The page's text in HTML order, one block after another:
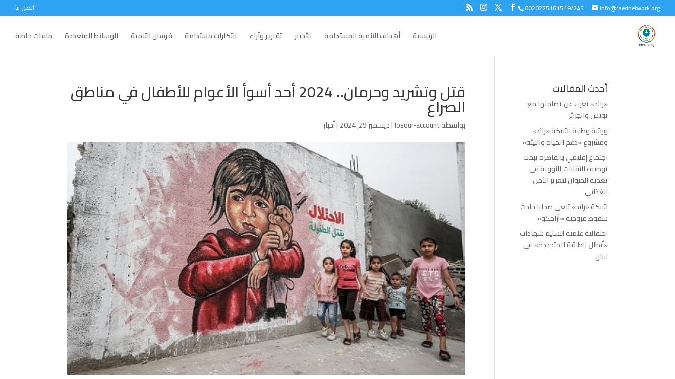
0020225161519/245 info@raednetwork.org اتصل بنا
الرئيسية أهداف التنمية المستدامة الأخبار تقارير وآراء ابتكارات مستدامة فرسان التنمية الوسائط المتعددة ملفات خاصة
قتل وتشريد وحرمان.. 2024 أحد أسوأ الأعوام للأطفال في مناطق
الصراع
بواسطةJosour-account
|ديسمبر 29, 2024 |أخبار
أحدث المقالات
«رائد» تعرب عن تضامنها مع
تونس والجزائر
ورشة وطنية لشبكة «رائد»
ومشروع «دعم المياه والبيئة»
اجتماع إقليمي بالقاهرة يبحث
توظيف التقنيات النووية في
تغذية الحيوان لتعزيز الأمن
الغذائي
شبكة «رائد» تنعى ضحايا حادث
سقوط مروحية «أرامكو»
احتفالية علمية لتسليم شهادات
«أبطال الطاقة المتجددة» في
لبنان